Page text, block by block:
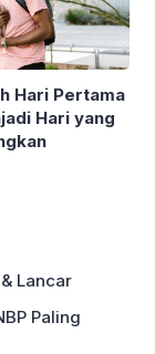
Hari Pertama
Hari yang
Lancar
Paling